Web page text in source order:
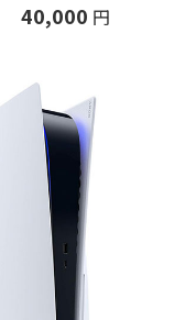
40,000 円